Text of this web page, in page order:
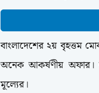
বাংলাদেশের ২য় বৃহত্তম
অনেক আকর্ষণীয়
মূল্যের।